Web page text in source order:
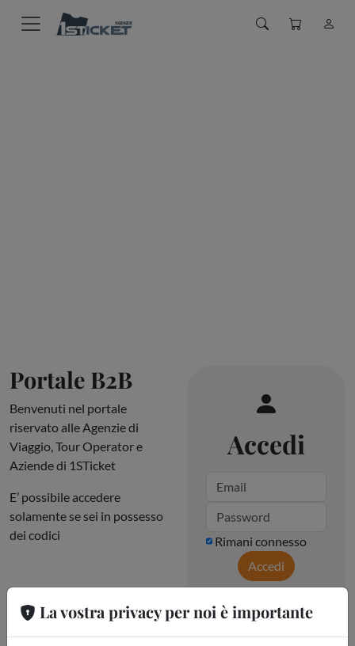
Portale B2B
Benvenuti nel portale
riservato alle Agenzie di
Viaggio, Tour Operator e
Aziende di 1STicket
E’ possibile accedere
solamente se sei in possesso
dei codici
Accedi
Rimani connesso
Accedi
Non sei ancora
La vostra privacy per noi è importante